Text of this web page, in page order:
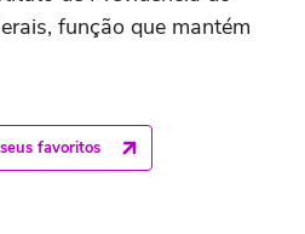
função que mantém
favoritos